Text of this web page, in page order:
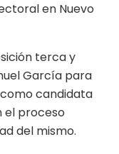
en Nuevo
terca y
García para
candidata
el proceso
del mismo.